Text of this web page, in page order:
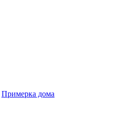
Примерка дома